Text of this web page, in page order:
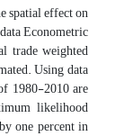
spatial effect on
Econometric
trade weighted
Using data
1980-2010 are
likelihood
one percent in